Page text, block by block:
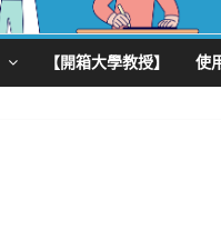
【開箱大學教授】 使